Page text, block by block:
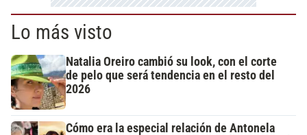
Lo más visto
Natalia Oreiro cambió su look, con el corte
de pelo que será tendencia en el resto del
2026
Cómo era la especial relación de Antonela